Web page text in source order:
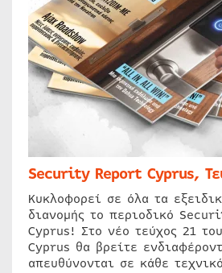
Security Report Cyprus,
Κυκλοφορεί σε όλα τα
διανομής το περιοδικό
Cyprus! Στο νέο τεύχος 21
Cyprus θα βρείτε
απευθύνονται σε κάθε